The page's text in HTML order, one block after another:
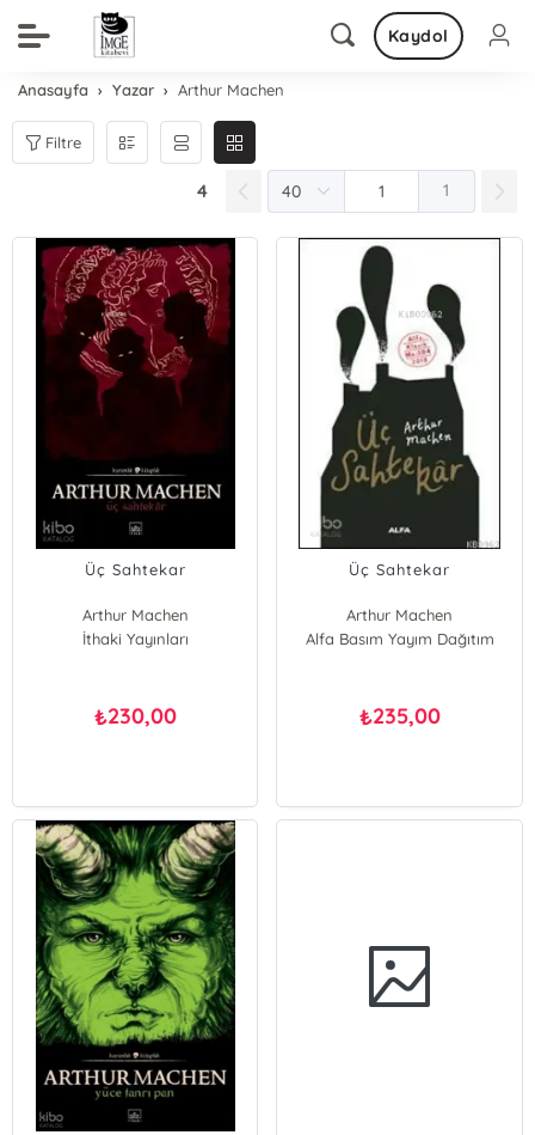
Kaydol
Anasayfa Yazar Arthur Machen
Filtre
4 1
Üç Sahtekar
Arthur Machen
İthaki Yayınları
₺230,00
Üç Sahtekar
Arthur Machen
Alfa Basım Yayım Dağıtım
₺235,00